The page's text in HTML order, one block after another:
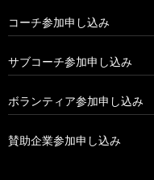
コーチ参加申し込み
サブコーチ参加申し込み
ボランティア参加申し込み
賛助企業参加申し込み